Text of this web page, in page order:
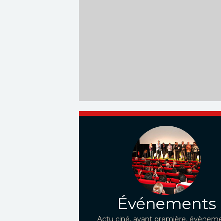
Événements
Actu ciné, avant première,